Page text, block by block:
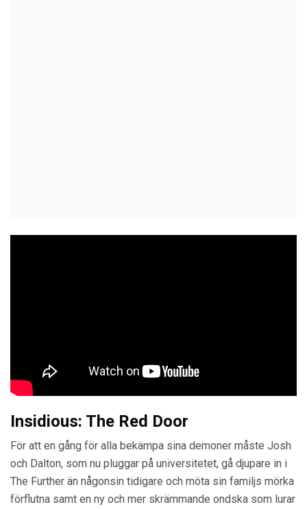
Insidious: The Red Door
För att en gång för alla bekämpa sina demoner måste Josh
och Dalton, som nu pluggar på universitetet, gå djupare in i
The Further än någonsin tidigare och möta sin familjs mörka
förflutna samt en ny och mer skrämmande ondska som lurar